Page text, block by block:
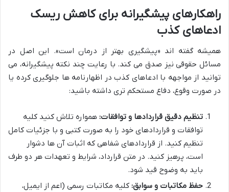
راهکارهای پیشگیرانه برای کاهش ریسک
ادعاهای کذب
همیشه گفته اند «پیشگیری بهتر از درمان است». این اصل در
مسائل حقوقی نیز صدق می کند. با رعایت چند نکته پیشگیرانه، می
توانید از مواجهه با ادعاهای کذب در اظهارنامه ها جلوگیری کرده یا
در صورت وقوع، دفاع مستحکم تری داشته باشید:
تنظیم دقیق قراردادها و توافقات: همواره تلاش کنید کلیه
توافقات و قراردادهای خود را به صورت کتبی و با جزئیات کامل
تنظیم کنید. از قراردادهای شفاهی که اثبات آن ها دشوار
است، پرهیز کنید. در متن قرارداد، شرایط و تعهدات هر دو طرف
باید به وضوح قید شود.
حفظ مکاتبات و سوابق: کلیه مکاتبات رسمی (اعم از ایمیل،